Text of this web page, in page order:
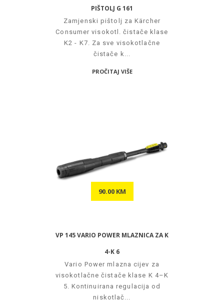
PIŠTOLJ G 161
Zamjenski pištolj za Kärcher
Consumer visokotl. čistače klase
K2 - K7. Za sve visokotlačne
čistače k...
PROČITAJ VIŠE
90.00 KM
VP 145 VARIO POWER MLAZNICA ZA K
4-K 6
Vario Power mlazna cijev za
visokotlačne čistače klase K 4–K
5. Kontinuirana regulacija od
niskotlač...